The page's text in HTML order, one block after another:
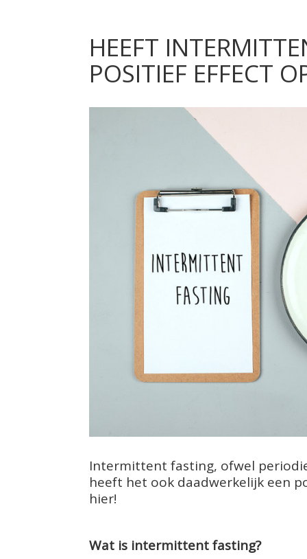
HEEFT
POSITIEF EFFECT
Intermittent fasting, ofwel
heeft het ook daadwerkelijk een
hier!
Wat is intermittent fasting?